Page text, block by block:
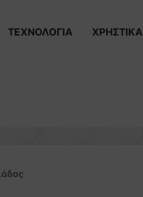
ΤΕΧΝΟΛΟΓΙΑ ΧΡΗΣΤΙΚΑ